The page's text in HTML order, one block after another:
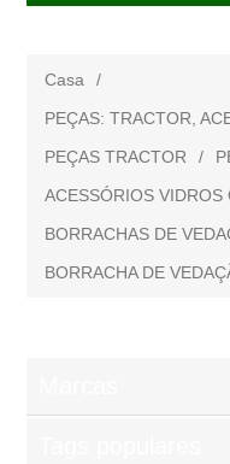
Casa
/
PEÇAS: TRACTOR,
PEÇAS TRACTOR
/
ACESSÓRIOS VIDROS
BORRACHAS DE
BORRACHA DE